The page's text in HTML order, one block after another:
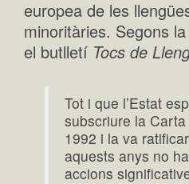
europea de les
minoritàries. Segons
el butlletí Tocs de
Tot i que l’Estat
subscriure la Carta
1992 i la va
aquests anys no
accions